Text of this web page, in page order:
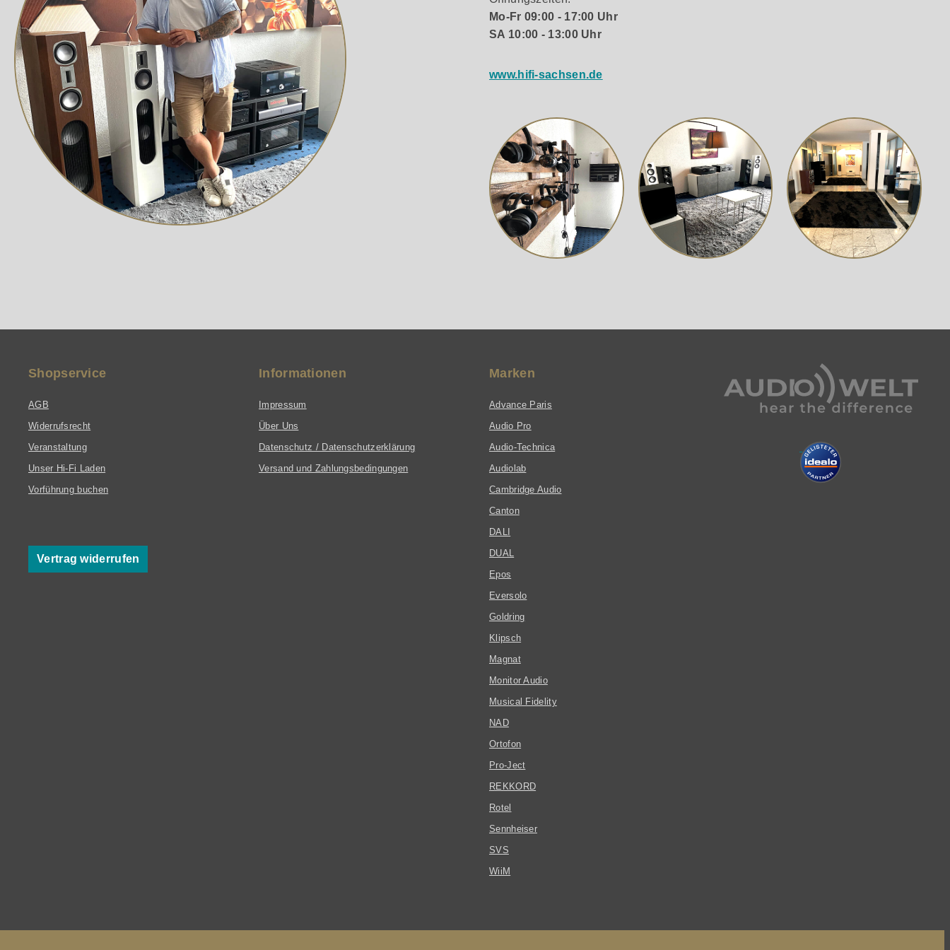
Die Gehäuse der EVO 5 Serie wurden nicht nur akustisch optimiert, sondern auch gestalterisch veredelt. Hochdichte, mehrlagige Holzverbundplatten minimieren unerwünschte
Resonanzen. Abgerundete Kanten fördern eine gleichmäßige Schallabstrahlung und verleihen den Lautsprechern ein elegantes Erscheinungsbild.
Ein stabiler Hybrid-Sockel aus Holz und Metall verbessert die akustische Entkopplung und trägt zur Gesamtstabilität bei. Gleichzeitig ist hier das raffinierte Bassreflexsystem
integriert.
Vielseitigkeit für jeden Anspruch
Die EVO 5 Serie ist modular aufgebaut und umfasst zwei Regallautsprecher (EVO 5.1 und EVO 5.2), zwei Standlautsprecher (EVO 5.3 und EVO 5.4) sowie einen
Centerlautsprecher (EVO 5.C). Damit ist sie sowohl für hochwertige Stereosysteme als auch für anspruchsvolle Heimkino-Setups bestens geeignet.
Wharfedale EVO 5.2 – Kompakter 3-Wege Regallautsprecher
Wharfedale EVO 5.2ist das leistungsstärkste Regallautsprecher-Modell der renommierten EVO 5 Serie von Wharfedale. Trotz ihrer kompakten Bauweise teilt sie sich die
gleiche technische Plattform mit den größeren Standlautsprechern dieser Serie.
Ein großformatiger AMT-Hochtöner, ein dedizierter 50-mm-Kalotten-Mitteltöner sowie ein 165-mm-Kevlar-Tieftöner bilden gemeinsam ein vollwertiges Drei-Wege-System. Das
Ergebnis ist eine beeindruckende Bandbreite und eine außergewöhnliche Klangfülle – weit über das hinaus, was man von einem Regallautsprecher dieser Größe erwarten
Mo-Fr 09:00 - 17:00 Uhr
SA 10:00 - 13:00 Uhr
www.hifi-sachsen.de
Shopservice
AGB
Widerrufsrecht
Veranstaltung
Unser Hi-Fi Laden
Vorführung buchen
Vertrag widerrufen
Informationen
Impressum
Über Uns
Datenschutz / Datenschutzerklärung
Versand und Zahlungsbedingungen
Marken
Advance Paris
Audio Pro
Audio-Technica
Audiolab
Cambridge Audio
Canton
DALI
DUAL
Epos
Eversolo
Goldring
Klipsch
Magnat
Monitor Audio
Musical Fidelity
NAD
Ortofon
Pro-Ject
REKKORD
Rotel
Sennheiser
SVS
WiiM